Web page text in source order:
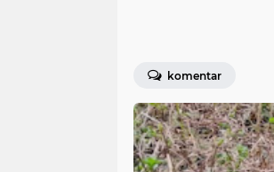
komentar